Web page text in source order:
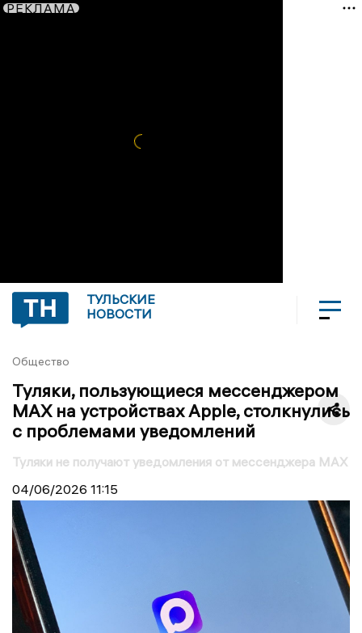
РЕКЛАМА
ТУЛЬСКИЕ
НОВОСТИ
Общество
Туляки, пользующиеся мессенджером
МАХ на устройствах Apple, столкнулись
с проблемами уведомлений
Туляки не получают уведомления от мессенджера МАХ
04/06/2026 11:15